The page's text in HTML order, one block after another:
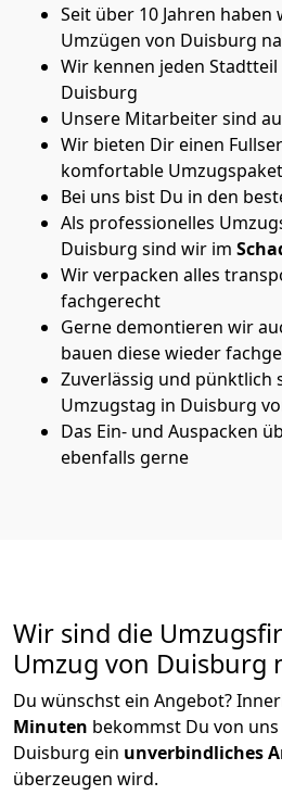
Seit über 10 Jahren haben
Umzügen von Duisburg
Wir kennen jeden
Duisburg
Unsere Mitarbeiter sind
Wir bieten Dir einen
komfortable Umzugspaket
Bei uns bist Du in den
Als professionelles
Duisburg sind wir im
Wir verpacken alles
fachgerecht
Gerne demontieren wir
bauen diese wieder
Zuverlässig und pünktlich
Umzugstag in Duisburg
Das Ein- und Auspacken
ebenfalls gerne
Wir sind die
Umzug von Duisburg
Du wünschst ein Angebot?
Minuten bekommst Du von
Duisburg ein unverbindliches
überzeugen wird.